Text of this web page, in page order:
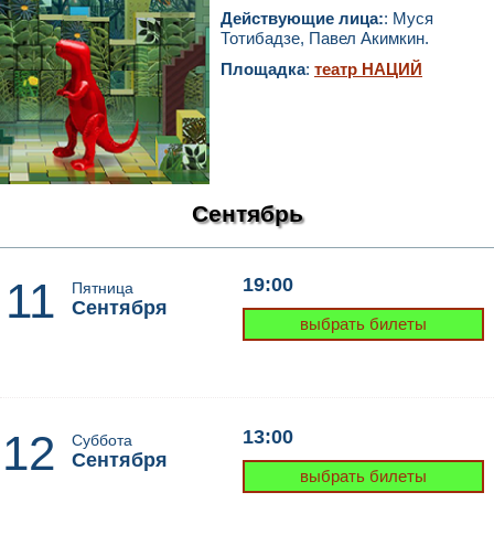
Действующие лица:: Муся
Тотибадзе, Павел Акимкин.
Площадка: театр НАЦИЙ
Сентябрь
11 Пятница
Сентября
19:00
выбрать билеты
12 Суббота
Сентября
13:00
выбрать билеты